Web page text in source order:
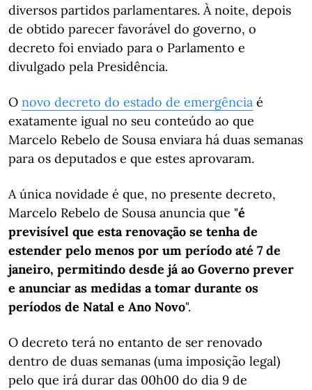
diversos partidos parlamentares. À noite, depois
de obtido parecer favorável do governo, o
decreto foi enviado para o Parlamento e
divulgado pela Presidência.
O novo decreto do estado de emergência é
exatamente igual no seu conteúdo ao que
Marcelo Rebelo de Sousa enviara há duas semanas
para os deputados e que estes aprovaram.
A única novidade é que, no presente decreto,
Marcelo Rebelo de Sousa anuncia que "é
previsível que esta renovação se tenha de
estender pelo menos por um período até 7 de
janeiro, permitindo desde já ao Governo prever
e anunciar as medidas a tomar durante os
períodos de Natal e Ano Novo".
O decreto terá no entanto de ser renovado
dentro de duas semanas (uma imposição legal)
pelo que irá durar das 00h00 do dia 9 de